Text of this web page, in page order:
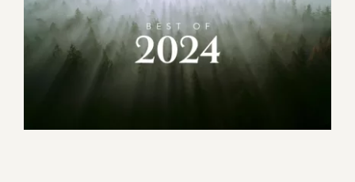
Best Of 2024
Corporate Evénement
Motion design